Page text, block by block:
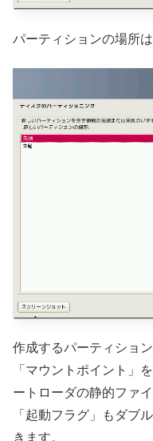
パーティションの場所は
作成するパーティショ
「マウントポイント」
ートローダの静的ファ
「起動フラグ」もダブ
きます。